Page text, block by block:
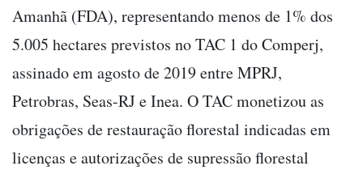
Amanhã (FDA), representando menos de 1% dos
5.005 hectares previstos no TAC 1 do Comperj,
assinado em agosto de 2019 entre MPRJ,
Petrobras, Seas-RJ e Inea. O TAC monetizou as
obrigações de restauração florestal indicadas em
licenças e autorizações de supressão florestal